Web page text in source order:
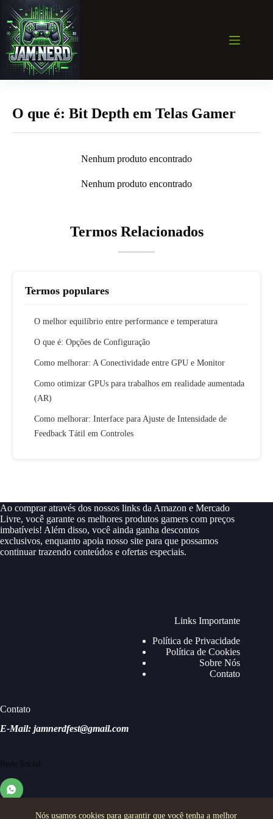
para
conteúdo
Nós usamos cookies para garantir que você tenha a melhor
O que é: Bit Depth em Telas Gamer
Nenhum produto encontrado
Nenhum produto encontrado
Termos Relacionados
Termos populares
O melhor equilíbrio entre performance e temperatura
O que é: Opções de Configuração
Como melhorar: A Conectividade entre GPU e Monitor
Como otimizar GPUs para trabalhos em realidade aumentada
(AR)
Como melhorar: Interface para Ajuste de Intensidade de
Feedback Tátil em Controles
Ao comprar através dos nossos links da Amazon e Mercado
Livre, você garante os melhores produtos gamers com preços
imbatíveis! Além disso, você ainda ganha descontos
exclusivos, enquanto apoia nosso site para que possamos
continuar trazendo conteúdos e ofertas especiais.
Links Importante
Política de Privacidade
Política de Cookies
Sobre Nós
Contato
Contato
E-Mail: jamnerdfest@gmail.com
Rede Social